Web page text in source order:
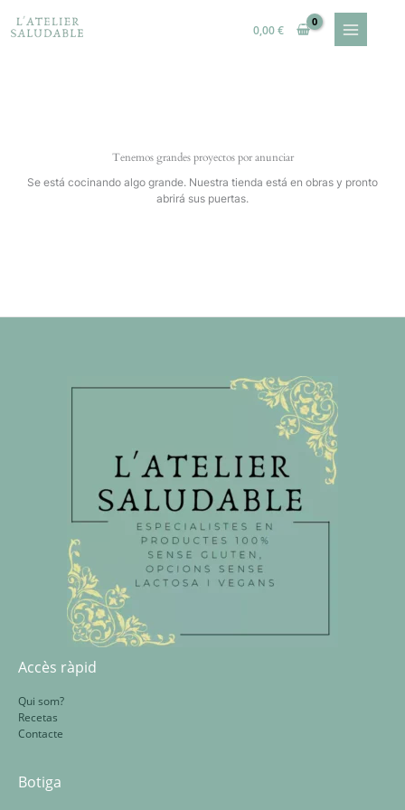
contenido
0,00€
Tenemos grandes proyectos por anunciar
Se está cocinando algo grande. Nuestra tienda está en obras y pronto
abrirá sus puertas.
Accès ràpid
Qui som?
Recetas
Contacte
Botiga